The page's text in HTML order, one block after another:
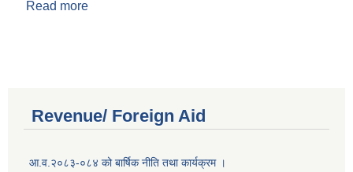
Read more
Revenue/ Foreign Aid
आ.व.२०८३-०८४ को बार्षिक नीति तथा कार्यक्रम ।